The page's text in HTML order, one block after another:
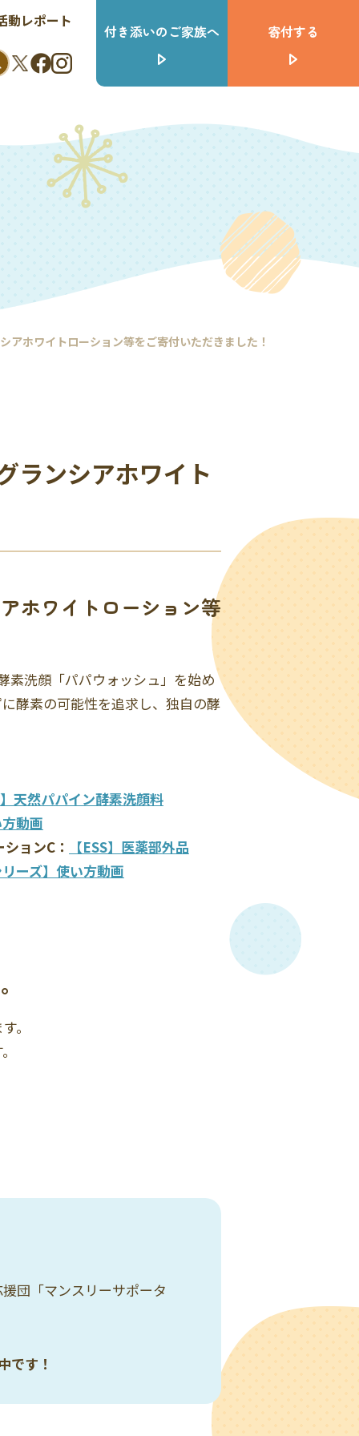
動レポート
付き添いのご家族へ 寄付する
アホワイトローション等をご寄付いただきました！
ランシアホワイト
ホワイトローション等
素洗顔「パパウォッシュ」を始め
酵素の可能性を追求し、独自の酵
天然パパイン酵素洗顔料
動画
ョンC：
【ESS】医薬部外品
ーズ】使い方動画
。
団「マンスリーサポータ
です！